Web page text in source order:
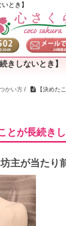
とき】
きしないとき】
かい方 / 【決めた
とが長続き
主が当たり